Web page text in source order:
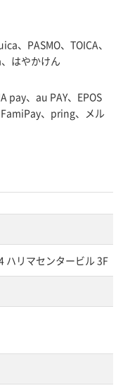
、PASMO、TOICA、
はやかけん
pay、au PAY、EPOS
、pring、メル
ハリマセンタービル 3F